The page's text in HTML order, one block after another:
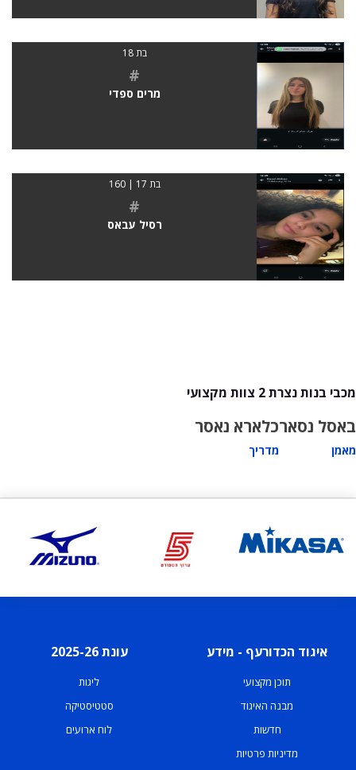
בת 18
#
מרים ספדי
בת 17 | 160
#
רסיל עבאס
מכבי בנות נצרת 2 צוות מקצועי
באסל נסאר
מאמן
כלארא נאסר
מדריך
איגוד הכדורעף - מידע
תוכן מקצועי
מבנה האיגוד
חדשות
מדיניות פרטיות
עונת 2025-26
ליגות
סטטיסטיקה
לוח ארועים